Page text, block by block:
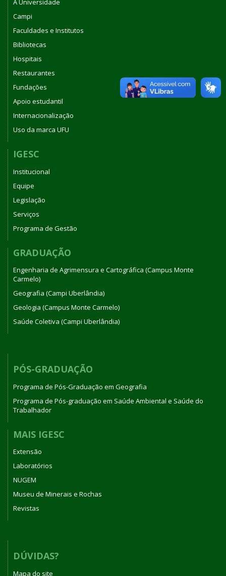
A Universidade
Campi
Faculdades e Institutos
Bibliotecas
Hospitais
Restaurantes
Fundações
Apoio estudantil
Internacionalização
Uso da marca UFU
IGESC
Institucional
Equipe
Legislação
Serviços
Programa de Gestão
GRADUAÇÃO
Engenharia de Agrimensura e Cartográfica (Campus Monte
Carmelo)
Geografia (Campi Uberlândia)
Geologia (Campus Monte Carmelo)
Saúde Coletiva (Campi Uberlândia)
PÓS-GRADUAÇÃO
Programa de Pós-Graduação em Geografia
Programa de Pós-graduação em Saúde Ambiental e Saúde do
Trabalhador
MAIS IGESC
Extensão
Laboratórios
NUGEM
Museu de Minerais e Rochas
Revistas
DÚVIDAS?
Mapa do site